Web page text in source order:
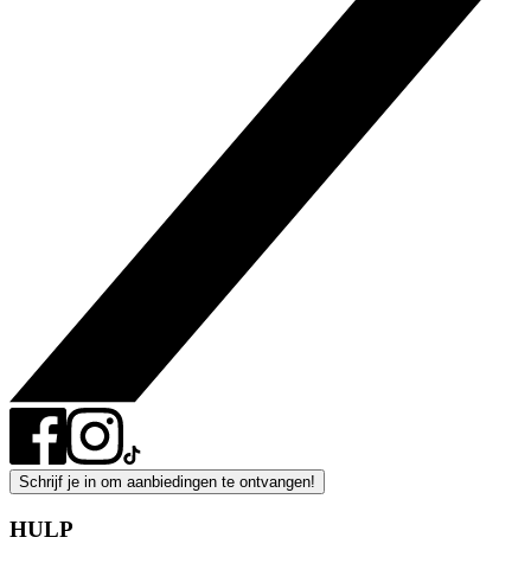
Schrijf je in om aanbiedingen te ontvangen!
HULP